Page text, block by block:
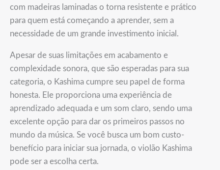
com madeiras laminadas o torna resistente e prático
para quem está começando a aprender, sem a
necessidade de um grande investimento inicial.
Apesar de suas limitações em acabamento e
complexidade sonora, que são esperadas para sua
categoria, o Kashima cumpre seu papel de forma
honesta. Ele proporciona uma experiência de
aprendizado adequada e um som claro, sendo uma
excelente opção para dar os primeiros passos no
mundo da música. Se você busca um bom custo-
benefício para iniciar sua jornada, o violão Kashima
pode ser a escolha certa.